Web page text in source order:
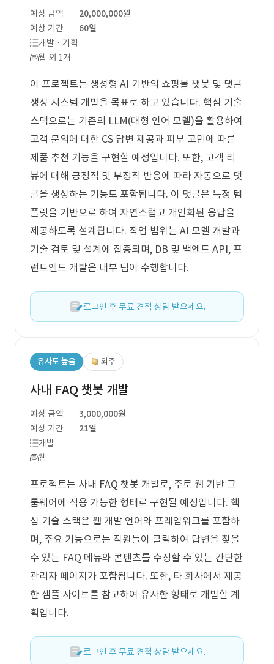
예상 금액
20,000,000원
예상 기간
60일
개발 · 기획
웹 외 1개
이 프로젝트는 생성형 AI 기반의 쇼핑몰 챗봇 및 댓글
생성 시스템 개발을 목표로 하고 있습니다. 핵심 기술
스택으로는 기존의 LLM(대형 언어 모델)을 활용하여
고객 문의에 대한 CS 답변 제공과 피부 고민에 따른
제품 추천 기능을 구현할 예정입니다. 또한, 고객 리
뷰에 대해 긍정적 및 부정적 반응에 따라 자동으로 댓
글을 생성하는 기능도 포함됩니다. 이 댓글은 특정 템
플릿을 기반으로 하여 자연스럽고 개인화된 응답을
제공하도록 설계됩니다. 작업 범위는 AI 모델 개발과
기술 검토 및 설계에 집중되며, DB 및 백엔드 API, 프
런트엔드 개발은 내부 팀이 수행합니다.
로그인 후 무료 견적 상담 받으세요.
유사도 높음 외주
사내 FAQ 챗봇 개발
예상 금액
3,000,000원
예상 기간
21일
개발
웹
프로젝트는 사내 FAQ 챗봇 개발로, 주로 웹 기반 그
룹웨어에 적용 가능한 형태로 구현될 예정입니다. 핵
심 기술 스택은 웹 개발 언어와 프레임워크를 포함하
며, 주요 기능으로는 직원들이 클릭하여 답변을 찾을
수 있는 FAQ 메뉴와 콘텐츠를 수정할 수 있는 간단한
관리자 페이지가 포함됩니다. 또한, 타 회사에서 제공
한 샘플 사이트를 참고하여 유사한 형태로 개발할 계
획입니다.
로그인 후 무료 견적 상담 받으세요.